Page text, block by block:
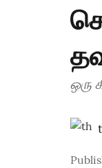
ஒரு